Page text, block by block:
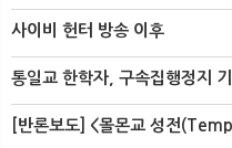
사이비 헌터 방송 이후
통일교 한학자, 구속집행정지
[반론보도] <몰몬교 성전